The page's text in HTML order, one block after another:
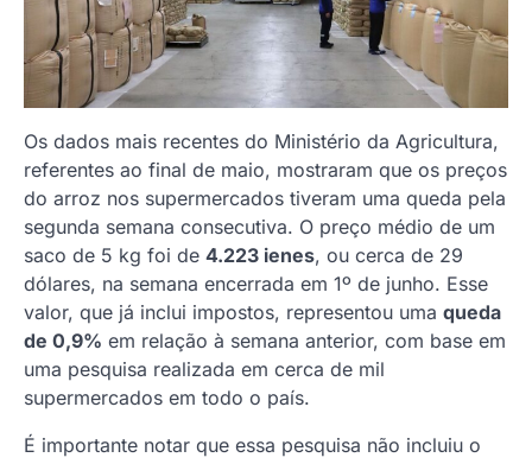
Os dados mais recentes do Ministério da Agricultura,
referentes ao final de maio, mostraram que os preços
do arroz nos supermercados tiveram uma queda pela
segunda semana consecutiva. O preço médio de um
saco de 5 kg foi de 4.223 ienes, ou cerca de 29
dólares, na semana encerrada em 1º de junho. Esse
valor, que já inclui impostos, representou uma queda
de 0,9% em relação à semana anterior, com base em
uma pesquisa realizada em cerca de mil
supermercados em todo o país.
É importante notar que essa pesquisa não incluiu o